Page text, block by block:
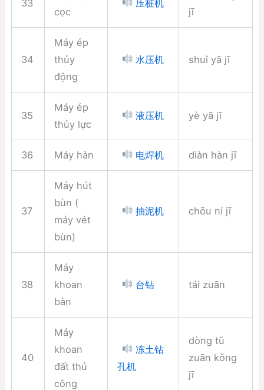
33
cọc
压桩机
jī
34
Máy ép
thủy
động
水压机 shuǐ yā jī
35
Máy ép
thủy lực
液压机 yè yā jī
36 Máy hàn 电焊机 diàn hàn jī
37
Máy hút
bùn (
máy vét
bùn)
抽泥机 chōu ní jī
38
Máy
khoan
bàn
台钻 tái zuān
40
Máy
khoan
đất thủ
công
冻土钻
孔机
dòng tǔ
zuān kǒng
jī